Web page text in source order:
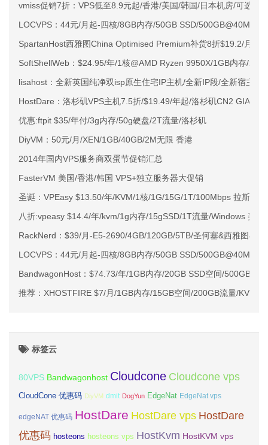
vmiss促销7折：VPS低至8.9元起/香港/美国/韩国/日本机房/可选
LOCVPS：44元/月起-四核/8GB内存/50GB SSD/
SpartanHost西雅图China Optimised Premium补货8折$19.2/月起
SoftShellWeb：$24.95/年/1核@AMD Ryzen 9950X/1GB内存/
lisahost：全新英国纯净双isp原生住宅IP主机/全新IP段/全新宿主机
HostDare：洛杉矶VPS主机7.5折/$19.49/年起/洛杉矶CN2 GIA/日
优惠:ftpit $35/年付/3g内存/50g硬盘/2T流量/洛杉矶
DiyVM：50元/月/XEN/1GB/40GB/2M无限 香港
2014年国内VPS服务商双蛋节促销汇总
FasterVM 美国/香港/韩国 VPS+独立服务器大促销
圣诞：VPEasy $13.50/年/KVM/1核/1G/15G/1T/100Mbps 拉斯维
八折:vpeasy $14.4/年/kvm/1g内存/15gSSD/1T流量/Windows 美国
RackNerd：$39/月-E5-2690/4GB/120GB/5TB/圣何塞&西雅图&达
LOCVPS：44元/月起-四核/8GB内存/50GB SSD/
BandwagonHost：$74.73/年/1GB内存/20GB SSD空间/500GB流
推荐：XHOSTFIRE $7/月/1GB内存/15GB空间/200GB流量/KVM/
标签云
80VPS Bandwagonhost Cloudcone Cloudcone vps
CloudCone 优惠码 DiyVM dmit DogYun EdgeNat EdgeNat vps
edgeNAT 优惠码 HostDare HostDare vps HostDare
优惠码 hosteons hosteons vps HostKvm HostKVM vps